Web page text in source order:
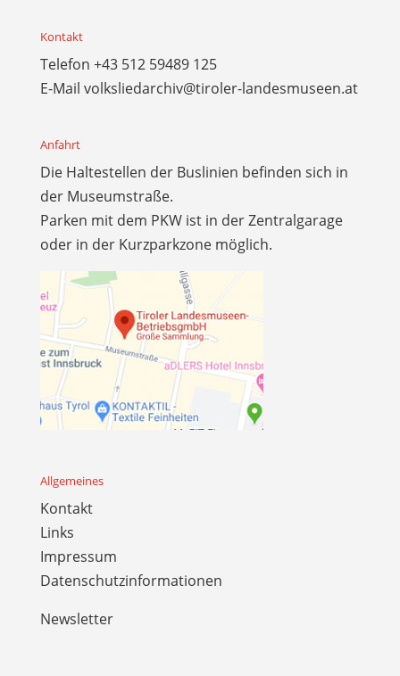
Kontakt
Telefon +43 512 59489 125
E-Mail volksliedarchiv@tiroler-landesmuseen.at
Anfahrt
Die Haltestellen der Buslinien befinden sich in
der Museumstraße.
Parken mit dem PKW ist in der Zentralgarage
oder in der Kurzparkzone möglich.
Allgemeines
Kontakt
Links
Impressum
Datenschutzinformationen
Newsletter